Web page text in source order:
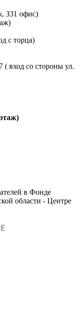
331 офис)
с торца)
( вход со стороны ул.
в Фонде
области - Центре